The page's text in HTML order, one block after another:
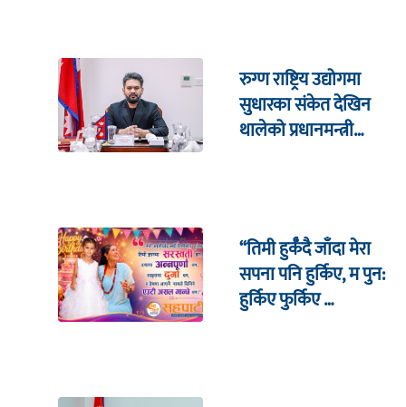
रुग्ण राष्ट्रिय उद्योगमा
सुधारका संकेत देखिन
थालेको प्रधानमन्त्री
“तिमी हुर्कँदै जाँदा मेरा
सपना पनि हुर्किए, म पुन:
हुर्किए फुर्किए …